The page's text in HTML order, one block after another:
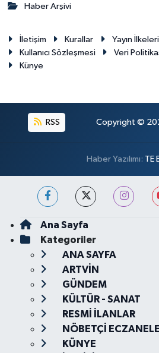
Haber Arşivi
İletişim Kurallar Yayın İlkeleri
Kullanıcı Sözleşmesi
Veri
Künye
RSS Copyright ©
Haber Yazılımı: TE
Ana Sayfa
Kategoriler
ANA SAYFA
ARTVİN
GÜNDEM
KÜLTÜR - SANAT
RESMİ İLANLAR
NÖBETÇİ
KÜNYE